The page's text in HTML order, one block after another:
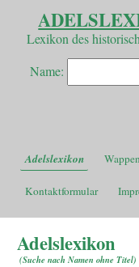
Lexikon des
Name:
Adelslexikon Wappen
Kontaktformular
Adelslexikon
(Suche nach Namen ohne Titel)